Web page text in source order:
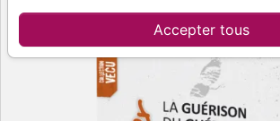
Accepter tous